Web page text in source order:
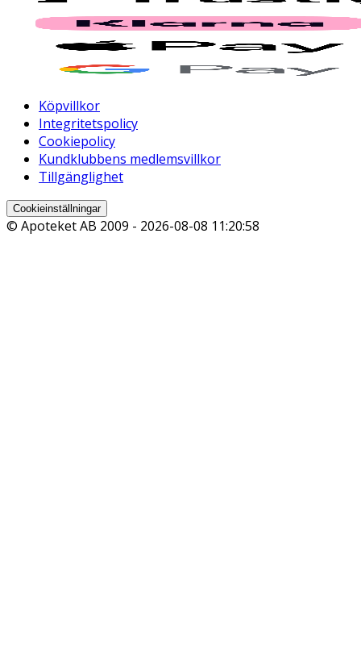
Köpvillkor
Integritetspolicy
Cookiepolicy
Kundklubbens medlemsvillkor
Tillgänglighet
Cookieinställningar
© Apoteket AB 2009 - 2026-08-08 11:20:58